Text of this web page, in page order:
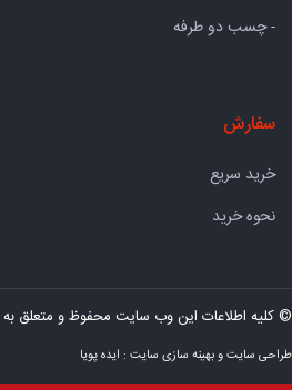
- چسب دو طرفه
سفارش
خرید سریع
نحوه خرید
© کلیه اطلاعات این وب سایت محفوظ و متعلق به
طراحی سایتوبهینه سازی سایت : ایده پویا